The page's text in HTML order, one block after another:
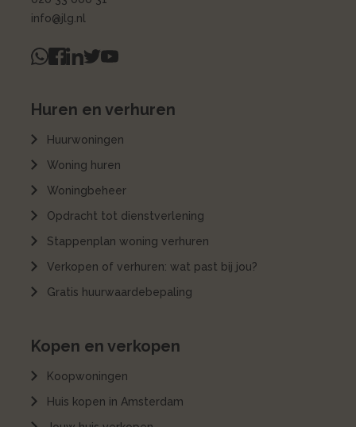
info@jlg.nl
Huren en verhuren
Huurwoningen
Woning huren
Woningbeheer
Opdracht tot dienstverlening
Stappenplan woning verhuren
Verkopen of verhuren: wat past bij jou?
Gratis huurwaardebepaling
Kopen en verkopen
Koopwoningen
Huis kopen in Amsterdam